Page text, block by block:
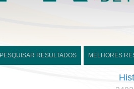
PESQUISAR RESULTADOS MELHORES